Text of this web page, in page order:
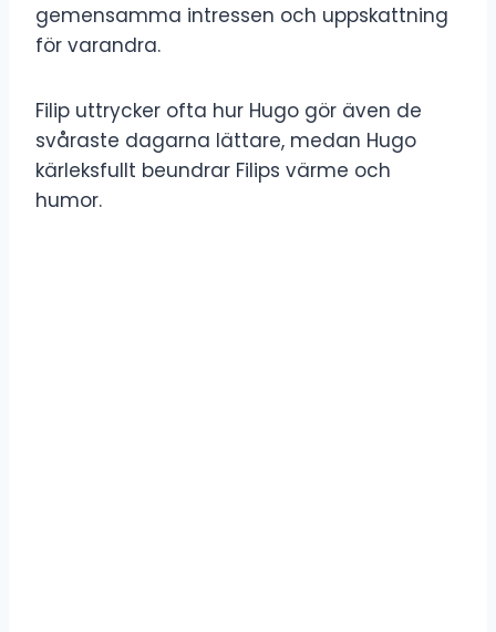
gemensamma intressen och uppskattning
för varandra.
Filip uttrycker ofta hur Hugo gör även de
svåraste dagarna lättare, medan Hugo
kärleksfullt beundrar Filips värme och
humor.